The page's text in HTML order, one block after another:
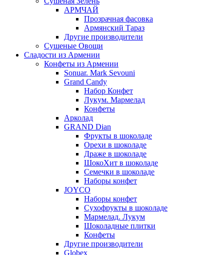
АРМЧАЙ
Прозрачная фасовка
Армянский Тараз
Другие производители
Сушеные Овощи
Сладости из Армении
Конфеты из Армении
Sonuar. Mark Sevouni
Grand Candy
Набор Конфет
Лукум. Мармелад
Конфеты
Арколад
GRAND Dian
Фрукты в шоколаде
Орехи в шоколаде
Драже в шоколаде
ШокоХит в шоколаде
Семечки в шоколаде
Наборы конфет
JOYCO
Наборы конфет
Сухофрукты в шоколаде
Мармелад. Лукум
Шоколадные плитки
Конфеты
Другие производители
Globex